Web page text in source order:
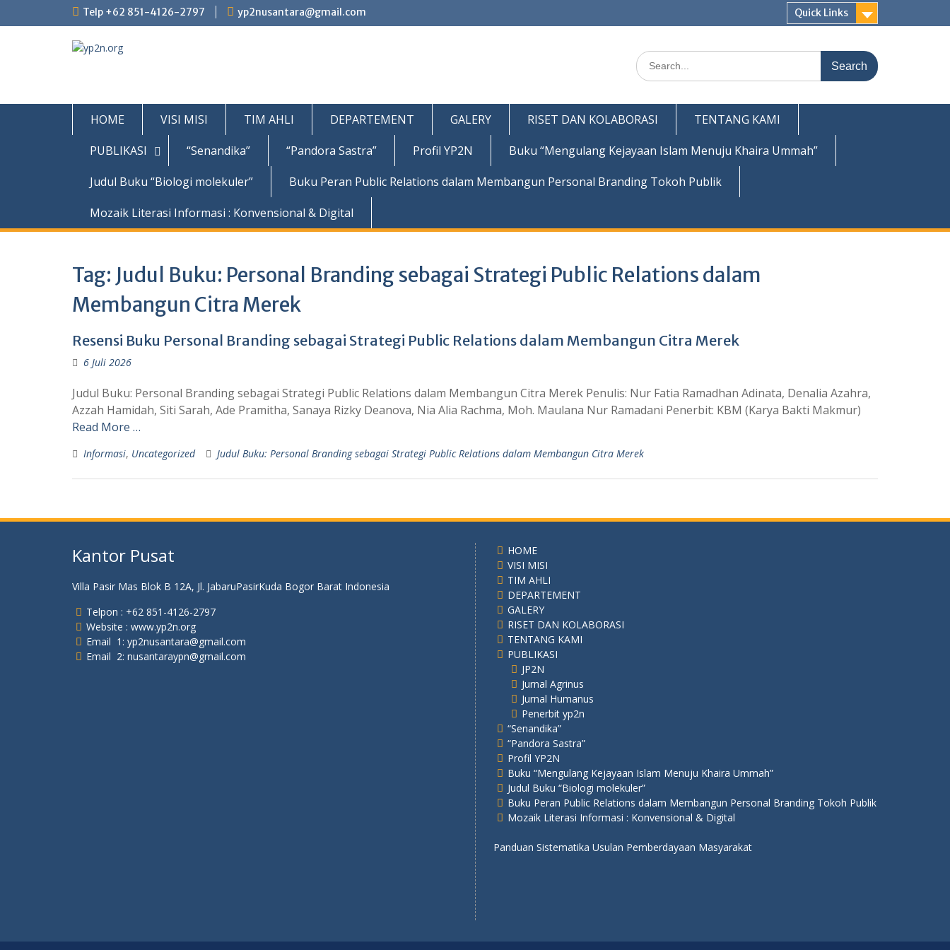
Telp +62 851-4126-2797 yp2nusantara@gmail.com Quick Links
Search
for:
HOME VISI MISI TIM AHLI DEPARTEMENT GALERY RISET DAN KOLABORASI
TENTANG KAMI
PUBLIKASI
“Senandika” “Pandora Sastra” Profil YP2N
Buku “Mengulang Kejayaan Islam Menuju Khaira Ummah”
Judul Buku “Biologi molekuler”
Buku Peran Public Relations dalam Membangun Personal Branding Tokoh Publik
Mozaik Literasi Informasi : Konvensional & Digital
Tag: Judul Buku: Personal Branding sebagai Strategi Public Relations dalam
Membangun Citra Merek
Resensi Buku Personal Branding sebagai Strategi Public Relations dalam Membangun Citra Merek
6 Juli 2026
Judul Buku: Personal Branding sebagai Strategi Public Relations dalam Membangun Citra Merek Penulis: Nur Fatia Ramadhan Adinata, Denalia Azahra,
Azzah Hamidah, Siti Sarah, Ade Pramitha, Sanaya Rizky Deanova, Nia Alia Rachma, Moh. Maulana Nur Ramadani Penerbit: KBM (Karya Bakti Makmur)
Read More …
Informasi, Uncategorized Judul Buku: Personal Branding sebagai Strategi Public Relations dalam Membangun Citra Merek
Kantor Pusat
Villa Pasir Mas Blok B 12A, Jl. JabaruPasirKuda Bogor Barat Indonesia
Telpon : +62 851-4126-2797
Website : www.yp2n.org
Email 1: yp2nusantara@gmail.com
Email 2: nusantaraypn@gmail.com
HOME
VISI MISI
TIM AHLI
DEPARTEMENT
GALERY
RISET DAN KOLABORASI
TENTANG KAMI
PUBLIKASI
JP2N
Jurnal Agrinus
Jurnal Humanus
Penerbit yp2n
“Senandika”
“Pandora Sastra”
Profil YP2N
Buku “Mengulang Kejayaan Islam Menuju Khaira Ummah”
Judul Buku “Biologi molekuler”
Buku Peran Public Relations dalam Membangun Personal Branding Tokoh Publik
Mozaik Literasi Informasi : Konvensional & Digital
Panduan Sistematika Usulan Pemberdayaan Masyarakat